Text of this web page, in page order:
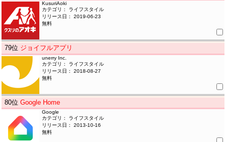
KusuriAoki
カテゴリ： ライフスタイル
リリース日： 2019-06-23
無料
79位 ジョイフルアプリ
unerry Inc.
カテゴリ： ライフスタイル
リリース日： 2018-08-27
無料
80位Google Home
Google
カテゴリ： ライフスタイル
リリース日： 2013-10-16
無料